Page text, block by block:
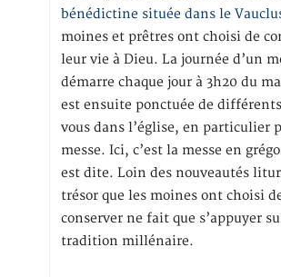
bénédictine située dans le
moines et prêtres ont choisi de
leur vie à Dieu. La journée d’un
démarre chaque jour à 3h20 du
est ensuite ponctuée de
vous dans l’église, en particulier
messe. Ici, c’est la messe en
est dite. Loin des nouveautés
trésor que les moines ont choisi
conserver ne fait que s’appuyer
tradition millénaire.